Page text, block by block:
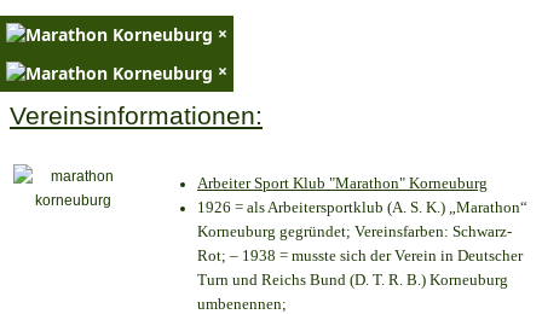
×
×
Vereinsinformationen:
Arbeiter Sport Klub "Marathon" Korneuburg
1926 = als Arbeitersportklub (A. S. K.) „Marathon“
Korneuburg gegründet; Vereinsfarben: Schwarz-
Rot; – 1938 = musste sich der Verein in Deutscher
Turn und Reichs Bund (D. T. R. B.) Korneuburg
umbenennen;